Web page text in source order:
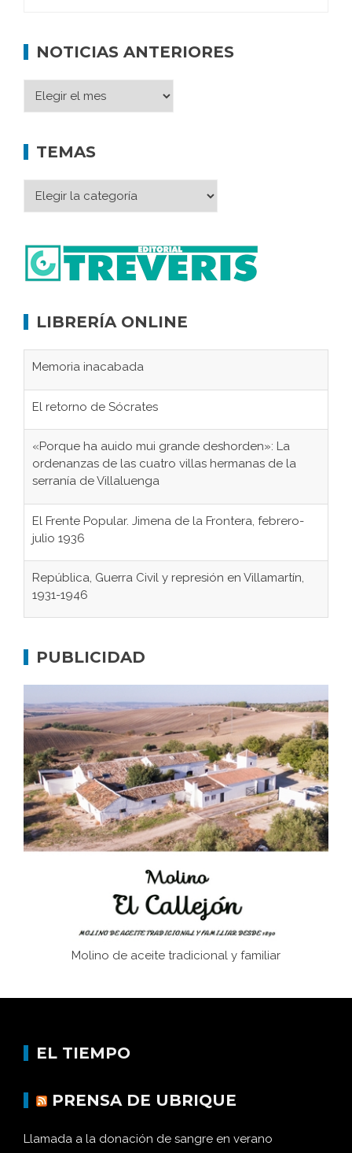
NOTICIAS ANTERIORES
TEMAS
LIBRERÍA ONLINE
Memoria inacabada
El retorno de Sócrates
«Porque ha auido mui grande deshorden»: La
ordenanzas de las cuatro villas hermanas de la
serranía de Villaluenga
El Frente Popular. Jimena de la Frontera, febrero-
julio 1936
República, Guerra Civil y represión en Villamartín,
1931-1946
concentración nazis
Bornos
El Frente Popular. Ubrique, febrero-julio 1936
Juntar las letras. La alfabetización en el campo: del
afán de saber a la autogestión
Historia y vivencias del poblado de Los Hurones
PUBLICIDAD
Molino de aceite tradicional y familiar
EL TIEMPO
PRENSA DE UBRIQUE
Llamada a la donación de sangre en verano